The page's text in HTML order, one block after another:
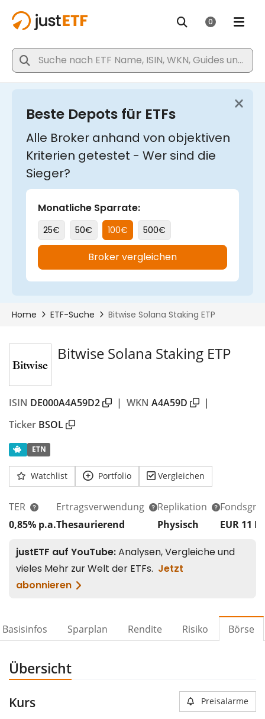
Bitwise Solana Staking ETP
ISIN DE000A4A59D2 | WKN A4A59D
|
Ticker BSOL
ETN
Watchlist Portfolio Vergleichen
TER
0,85% p.a.
Ertragsverwendung
Thesaurierend
Replikation
Physisch
EUR 11
Basisinfos Sparplan Rendite Risiko Börse
Übersicht
Kurs Preisalarme